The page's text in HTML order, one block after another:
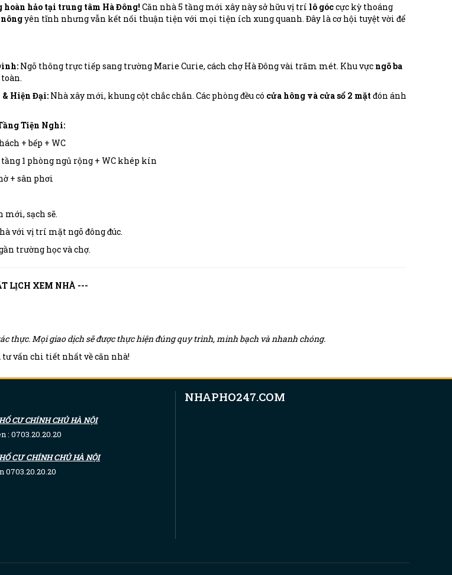
hảo tại trung tâm Hà Đông! Căn nhà 5 tầng mới xây này sở hữu vị trí lô góccực kỳ thoáng
yên tĩnh nhưng vẫn kết nối thuận tiện với mọi tiện ích xung quanh. Đây là cơ hội tuyệt vời để
Ngõ thông trực tiếp sang trường Marie Curie, cách chợ Hà Đông vài trăm mét. Khu vực ngõ ba
Hiện Đại:Nhà xây mới, khung cột chắc chắn. Các phòng đều có cửa hông và cửa sổ 2 mặt đón ánh
Tiện Nghi:
+ bếp + WC
1 phòng ngủ rộng + WC khép kín
+ sân phơi
sạch sẽ.
với vị trí mặt ngõ đông đúc.
trường học và chợ.
LỊCH XEM NHÀ ---
thực. Mọi giao dịch sẽ được thực hiện đúng quy trình, minh bạch và nhanh chóng.
vấn chi tiết nhất về căn nhà!
CƯ CHÍNH CHỦ HÀ NỘI
: 0703.20.20.20
CƯ CHÍNH CHỦ HÀ NỘI
0703.20.20.20
NHAPHO247.COM